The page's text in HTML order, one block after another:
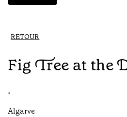
RETOUR
Fig Tree at the
•
Algarve